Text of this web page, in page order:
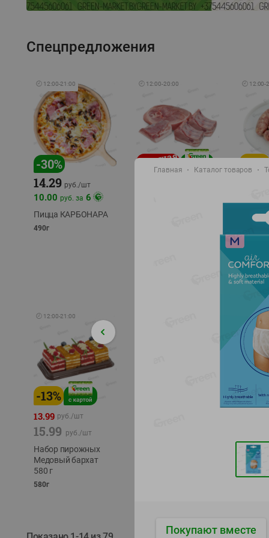
Спецпредложения
🕘 12:00-21:00
-30%
14.29 руб./шт
10.00 руб. за 6
Пицца КАРБОНАРА
490г
🕘 12:00-20:00 🕘 12:00-
-17%
11.99
охлажд
🕘 12:00-21:00
-13%
13.99 руб./шт
15.99 руб./шт
Набор пирожных
Медовый бархат
580 г
580г
-24%
230г
Главная Каталог товаров
Покупают вместе